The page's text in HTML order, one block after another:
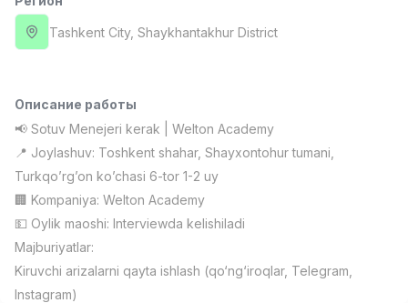
Full time job
NAVBAHOR APTEKA
Full time job
Ish joyidan
Оператор по продажам (Только для
Договорная
NAFF
Full time job
Агент по продажам
Tashkent City, Shaykhantakhur District
Описание работы
📢 Sotuv Menejeri kerak | Welton Academy
📍 Joylashuv: Toshkent shahar, Shayxontohur tumani,
Turkqo’rg’on ko’chasi 6-tor 1-2 uy
🏢 Kompaniya: Welton Academy
💵 Oylik maoshi: Interviewda kelishiladi
Majburiyatlar:
Kiruvchi arizalarni qayta ishlash (qo‘ng‘iroqlar, Telegram,
Instagram)
Вакансии Категории Компании Профиль